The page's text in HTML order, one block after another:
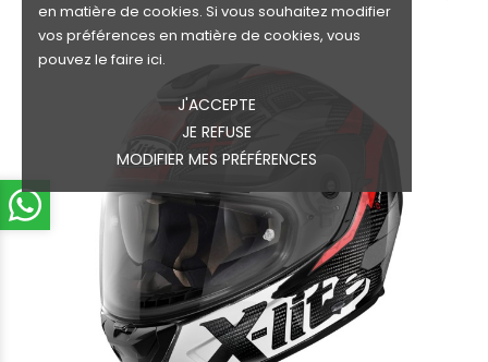
en matière de cookies. Si vous souhaitez modifier
vos préférences en matière de cookies, vous
pouvez le faire ici.
J'ACCEPTE
JE REFUSE
MODIFIER MES PRÉFÉRENCES